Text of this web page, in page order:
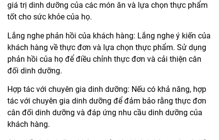
giá trị dinh dưỡng của các món ăn và lựa chọn thực phẩm
tốt cho sức khỏe của họ.
Lắng nghe phản hồi của khách hàng: Lắng nghe ý kiến của
khách hàng về thực đơn và lựa chọn thực phẩm. Sử dụng
phản hồi của họ để điều chỉnh thực đơn và cải thiện cân
đối dinh dưỡng.
Hợp tác với chuyên gia dinh dưỡng: Nếu có khả năng, hợp
tác với chuyên gia dinh dưỡng để đảm bảo rằng thực đơn
cân đối dinh dưỡng và đáp ứng nhu cầu dinh dưỡng của
khách hàng.